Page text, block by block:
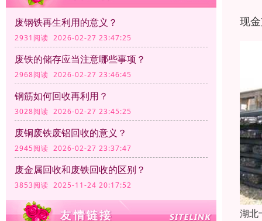
废钢铁再生利用的意义？
2931阅读 2026-02-27 23:47:25
废铁的储存应当注意哪些事项？
2968阅读 2026-02-27 23:46:45
钢筋如何回收再利用？
3028阅读 2026-02-27 23:45:25
废铜废铁废铝回收的意义？
2945阅读 2026-02-27 23:37:47
废金属回收和废铁回收的区别？
3853阅读 2025-11-24 20:17:52
现
湖北